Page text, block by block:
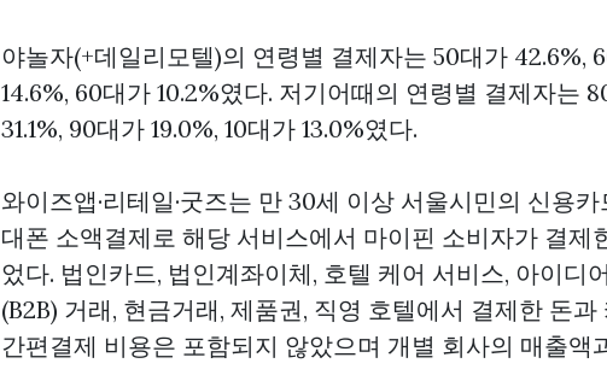
야놀자(+데일리모텔)의 연령별 결제자는 50대가 42.6%,
14.6%, 60대가 10.2%였다. 저기어때의 연령별 결제자는
31.1%, 90대가 19.0%, 10대가 13.0%였다.
와이즈앱·리테일·굿즈는 만 30세 이상 서울시민의 신용
대폰 소액결제로 해당 서비스에서 마이핀 소비자가 결제
었다. 법인카드, 법인계좌이체, 호텔 케어 서비스, 아이디
(B2B) 거래, 현금거래, 제품권, 직영 호텔에서 결제한 돈
간편결제 비용은 포함되지 않았으며 개별 회사의 매출액